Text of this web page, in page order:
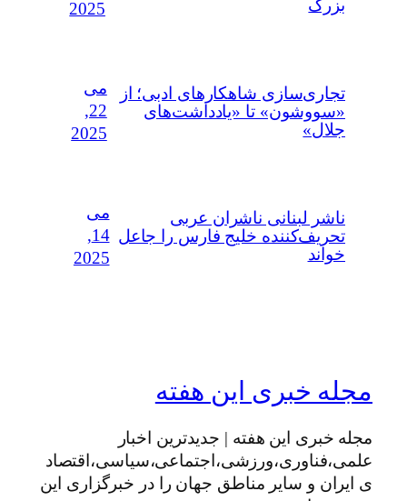
بزرگ
2025
تجاری‌سازی شاهکارهای ادبی؛ از
«سووشون» تا «یادداشت‌های
جلال»
می
22,
2025
ناشر لبنانی ناشران عربی
تحریف‌کننده خلیج فارس را جاعل
خواند
می
14,
2025
مجله خبری این هفته
مجله خبری این هفته | جدیدترین اخبار
علمی،فناوری،ورزشی،اجتماعی،سیاسی،اقتصاد
ی ایران و سایر مناطق جهان را در خبرگزاری این